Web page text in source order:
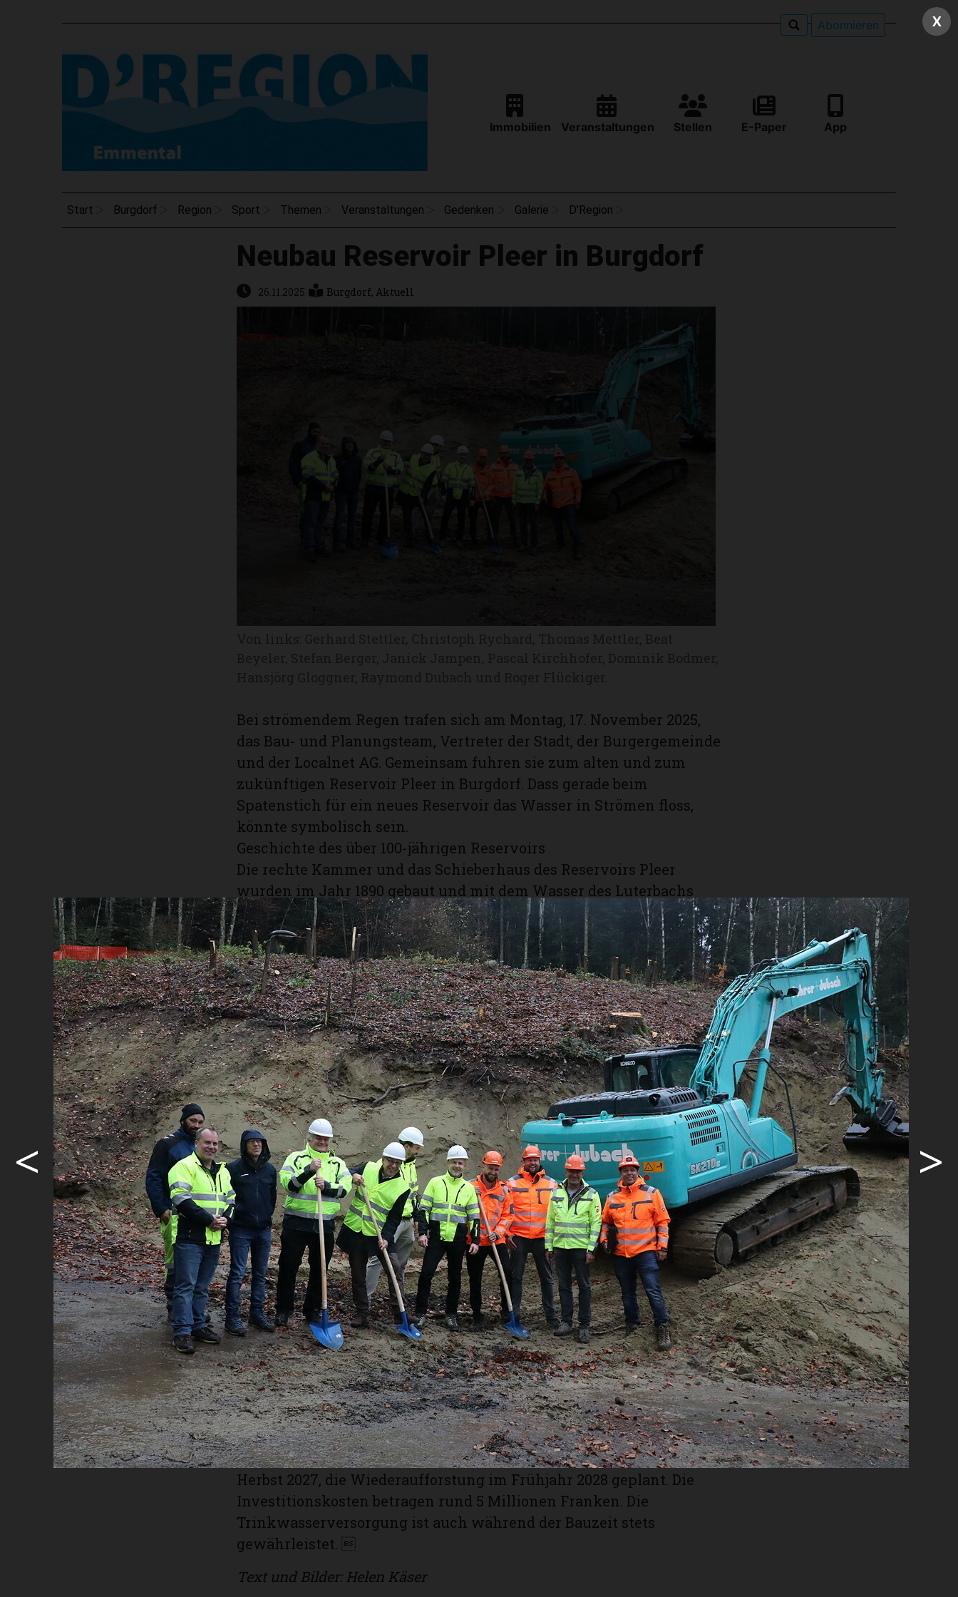
Abonnieren
Immobilien Veranstaltungen Stellen E-Paper App
Start Burgdorf Region Sport Themen Veranstaltungen Gedenken Galerie D'Region
Neubau Reservoir Pleer in Burgdorf
26.11.2025 Burgdorf, Aktuell
Bei strömendem Regen trafen sich am Montag, 17. November 2025,
das Bau- und Planungsteam, Vertreter der Stadt, der Burgergemeinde
und der Localnet AG. Gemeinsam fuhren sie zum alten und zum
zukünftigen Reservoir Pleer in Burgdorf. Dass gerade beim
Spatenstich für ein neues Reservoir das Wasser in Strömen floss,
könnte symbolisch sein.
Geschichte des über 100-jährigen Reservoirs
Die rechte Kammer und das Schieberhaus des Reservoirs Pleer
wurden im Jahr 1890 gebaut und mit dem Wasser des Luterbachs
gespiesen. Ab dem Jahr 1911 kamen diverse Erweiterungen der
Anlagen hinzu. 1955 erstellte die Stadt das zweite Reservoir
«Färnstu» mit 2000 Kubikmetern Kapazität. 1971 wurde dieses um
4000 Kubikmeter erweitert und 2018/2019 saniert. Doch die
Lebensdauer des Reservoirs «Pleer» mit über 100 Jahren entspreche
den heutigen Anforderungen betreffend Tragwerk, Hygiene und
Betriebssicherheit nicht mehr. Der Neubau sichere die
Trinkwasserqualität, erhöhe die Netzstabilität und senke den
Wartungsaufwand nachhaltig, erklärte Pascal Kirchhofer, CEO der
Localnet AG, am Spatenstich. Stefan Berger, Stadtpräsident von
Burgdorf, bezeichnete das neue Reservoir als eine Investition in die
Zukunft.
Vom Spatenstich zur Einweihung
Der Neubau entsteht am Standort des alten Reservoirs. Es umfasst
zwei viereckige Kammern mit je 1500 Kubikmetern
Fassungsvermögen und wird in moderner Stahlbetonbauweise
realisiert. Dabei erfolgen die Bauarbeiten unter Berücksichtigung
des Bodenschutzkonzepts und der geotechnischen Vorgaben. Der
Wanderweg bleibt auch während der Bauzeit für die Öffentlichkeit
zugänglich.
Der Baustart erfolgte vergangene Woche mit dem Spatenstich.
Aushub und Rückbauarbeiten sollen bis Juni 2026 vollendet sein,
damit danach der Werkleitungsbau und die Betonbauarbeiten in
Angriff genommen werden können. Der Innenausbau geschieht in
der ersten Hälfte des Jahres 2027, die Abschlussarbeiten erfolgen im
Sommer 2027. Die voraussichtliche Inbetriebnahme ist für den
Herbst 2027, die Wiederauffors­tung im Frühjahr 2028 geplant. Die
Investitionskosten betragen rund 5 Millionen Franken. Die
Trinkwasserversorgung ist auch während der Bauzeit stets
gewährleistet. 
Text und Bilder: Helen Käser
X
< >